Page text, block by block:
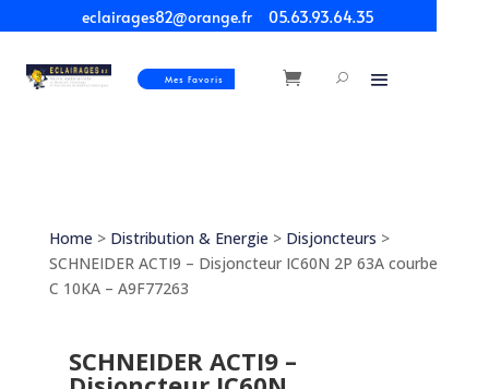
eclairages82@orange.fr 05.63.93.64.35
Mes Favoris
Home > Distribution & Energie > Disjoncteurs >
SCHNEIDER ACTI9 – Disjoncteur IC60N 2P 63A courbe
C 10KA – A9F77263
SCHNEIDER ACTI9 –